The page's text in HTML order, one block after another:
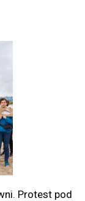
Protest pod